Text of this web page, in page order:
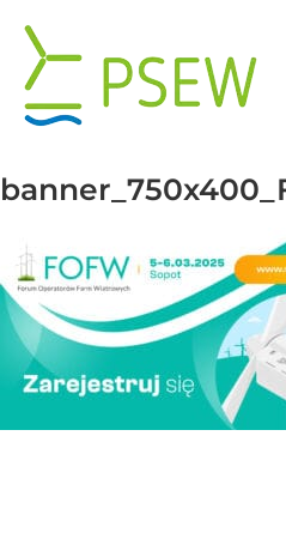
zawartości